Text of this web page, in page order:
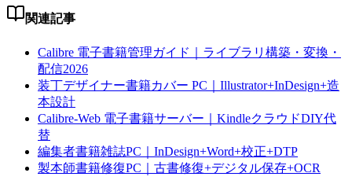
関連記事
Calibre 電子書籍管理ガイド｜ライブラリ構築・変換・
配信2026
装丁デザイナー書籍カバー PC｜Illustrator+InDesign+造
本設計
Calibre-Web 電子書籍サーバー｜KindleクラウドDIY代
替
編集者書籍雑誌PC｜InDesign+Word+校正+DTP
製本師書籍修復PC｜古書修復+デジタル保存+OCR